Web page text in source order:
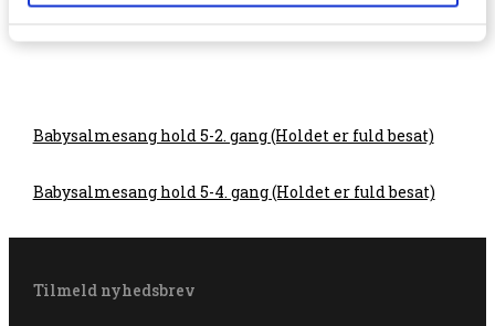
Babysalmesang hold 5-2. gang (Holdet er fuld besat)
Babysalmesang hold 5-4. gang (Holdet er fuld besat)
Tilmeld nyhedsbrev